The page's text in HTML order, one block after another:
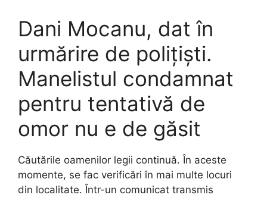
Dani Mocanu, dat în
urmărire de polițiști.
Manelistul condamnat
pentru tentativă de
omor nu e de găsit
Căutările oamenilor legii continuă. În aceste
momente, se fac verificări în mai multe locuri
din localitate. Într-un comunicat transmis